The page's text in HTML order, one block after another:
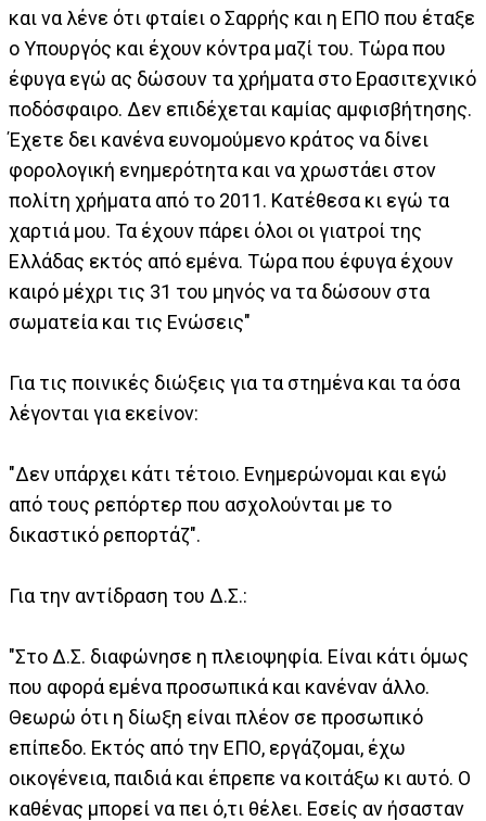
και να λένε ότι φταίει ο Σαρρής και η ΕΠΟ που έταξε
ο Υπουργός και έχουν κόντρα μαζί του. Τώρα που
έφυγα εγώ ας δώσουν τα χρήματα στο Ερασιτεχνικό
ποδόσφαιρο. Δεν επιδέχεται καμίας αμφισβήτησης.
Έχετε δει κανένα ευνομούμενο κράτος να δίνει
φορολογική ενημερότητα και να χρωστάει στον
πολίτη χρήματα από το 2011. Κατέθεσα κι εγώ τα
χαρτιά μου. Τα έχουν πάρει όλοι οι γιατροί της
Ελλάδας εκτός από εμένα. Τώρα που έφυγα έχουν
καιρό μέχρι τις 31 του μηνός να τα δώσουν στα
σωματεία και τις Ενώσεις"
Για τις ποινικές διώξεις για τα στημένα και τα όσα
λέγονται για εκείνον:
"Δεν υπάρχει κάτι τέτοιο. Ενημερώνομαι και εγώ
από τους ρεπόρτερ που ασχολούνται με το
δικαστικό ρεπορτάζ".
Για την αντίδραση του Δ.Σ.:
"Στο Δ.Σ. διαφώνησε η πλειοψηφία. Είναι κάτι όμως
που αφορά εμένα προσωπικά και κανέναν άλλο.
Θεωρώ ότι η δίωξη είναι πλέον σε προσωπικό
επίπεδο. Εκτός από την ΕΠΟ, εργάζομαι, έχω
οικογένεια, παιδιά και έπρεπε να κοιτάξω κι αυτό. Ο
καθένας μπορεί να πει ό,τι θέλει. Εσείς αν ήσασταν